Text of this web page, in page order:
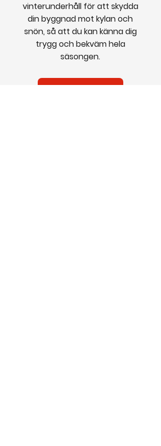
vinterunderhåll för att skydda
din byggnad mot kylan och
snön, så att du kan känna dig
trygg och bekväm hela
säsongen.